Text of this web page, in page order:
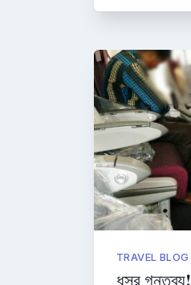
TRAVEL BLOG